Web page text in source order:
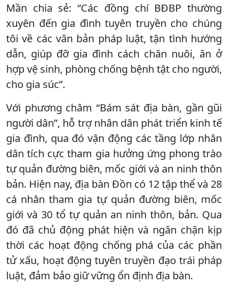
Mần chia sẻ: “Các đồng chí BĐBP thường
xuyên đến gia đình tuyên truyền cho chúng
tôi về các văn bản pháp luật, tận tình hướng
dẫn, giúp đỡ gia đình cách chăn nuôi, ăn ở
hợp vệ sinh, phòng chống bệnh tật cho người,
cho gia súc”.
Với phương châm “Bám sát địa bàn, gần gũi
người dân”, hỗ trợ nhân dân phát triển kinh tế
gia đình, qua đó vận động các tầng lớp nhân
dân tích cực tham gia hưởng ứng phong trào
tự quản đường biên, mốc giới và an ninh thôn
bản. Hiện nay, địa bàn Đồn có 12 tập thể và 28
cá nhân tham gia tự quản đường biên, mốc
giới và 30 tổ tự quản an ninh thôn, bản. Qua
đó đã chủ động phát hiện và ngăn chặn kịp
thời các hoạt động chống phá của các phần
tử xấu, hoạt động tuyên truyền đạo trái pháp
luật, đảm bảo giữ vững ổn định địa bàn.